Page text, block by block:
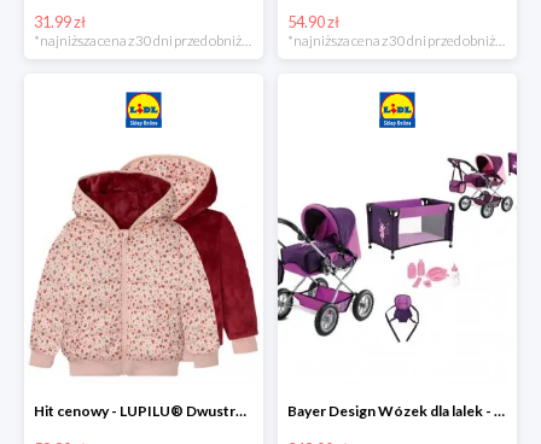
31.99 zł 54.90 zł
Hit cenowy - LUPILU® Dwustronna kurtka pikowana dziewczęca Bayer Design Wózek dla lalek - megazestaw